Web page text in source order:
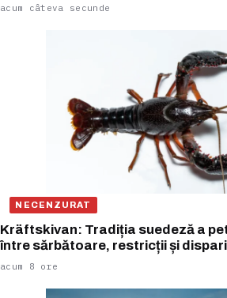
acum câteva secunde
NECENZURAT
Kräftskivan: Tradiția suedeză a
între sărbătoare, restricții și
acum 8 ore